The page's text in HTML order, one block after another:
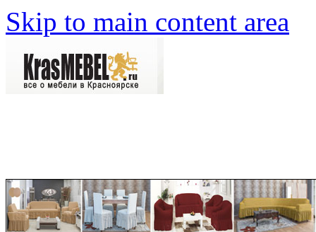
Skip to main content area